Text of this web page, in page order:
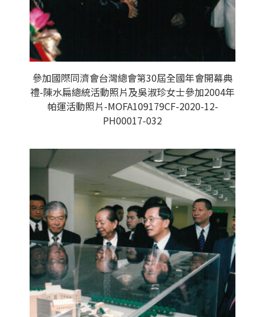
參加國際同濟會台灣總會第30屆全國年會開幕典
禮-陳水扁總統活動照片及吳淑珍女士參加2004年
帕運活動照片-MOFA109179CF-2020-12-
PH00017-032